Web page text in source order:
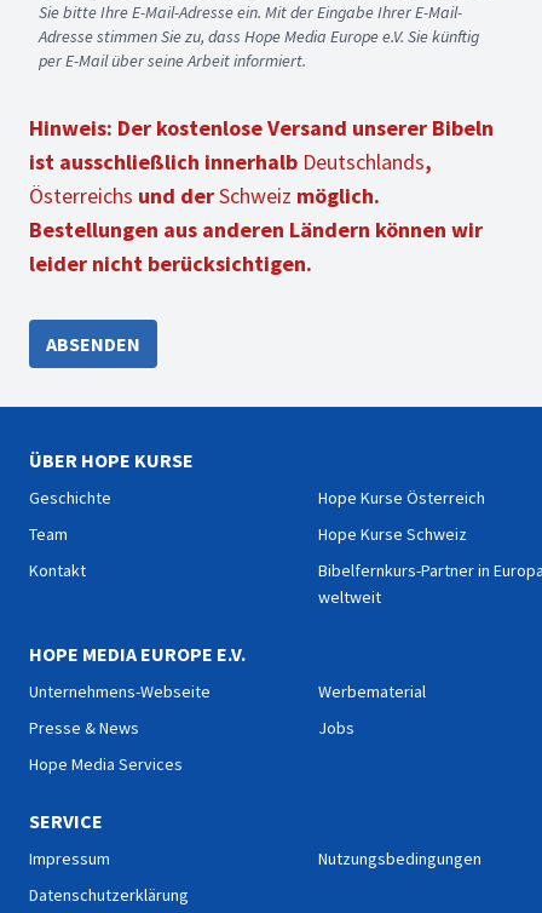
Sie bitte Ihre E-Mail-Adresse ein. Mit der Eingabe Ihrer E-Mail-
Adresse stimmen Sie zu, dass Hope Media Europe e.V. Sie künftig
per E-Mail über seine Arbeit informiert.
Hinweis: Der kostenlose Versand unserer Bibeln
ist ausschließlich innerhalb Deutschlands,
Österreichs und derSchweiz möglich.
Bestellungen aus anderen Ländern können wir
leider nicht berücksichtigen.
ABSENDEN
ÜBER HOPE KURSE
Geschichte
Team
Kontakt
Hope Kurse Österreich
Hope Kurse Schweiz
Bibelfernkurs-Partner in
weltweit
HOPE MEDIA EUROPE E.V.
Unternehmens-Webseite
Presse & News
Hope Media Services
Werbematerial
Jobs
SERVICE
Impressum
Datenschutzerklärung
Nutzungsbedingungen